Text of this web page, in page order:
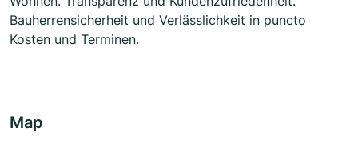
Bauherrensicherheit und Verlässlichkeit in puncto
Kosten und Terminen.
Map